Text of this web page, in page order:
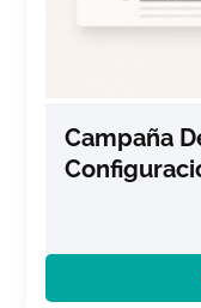
Campaña